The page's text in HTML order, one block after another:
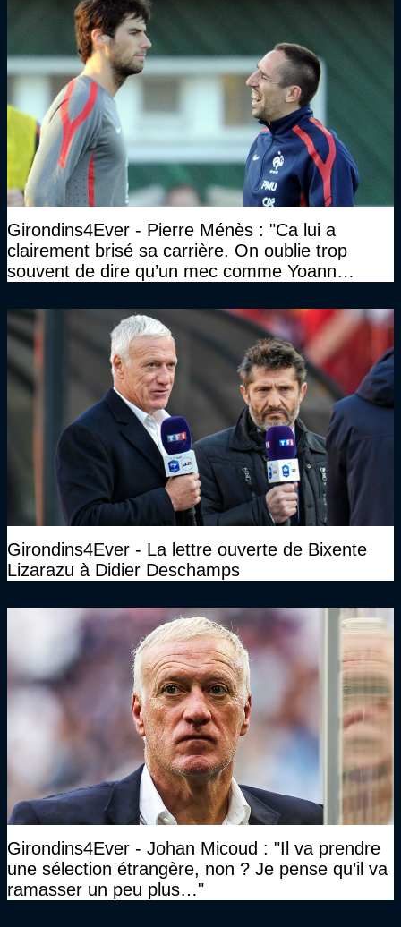
Girondins4Ever - Pierre Ménès : "Ca lui a
clairement brisé sa carrière. On oublie trop
souvent de dire qu’un mec comme Yoann
Girondins4Ever - La lettre ouverte de Bixente
Lizarazu à Didier Deschamps
Girondins4Ever - Johan Micoud : "Il va prendre
une sélection étrangère, non ? Je pense qu’il va
ramasser un peu plus…"